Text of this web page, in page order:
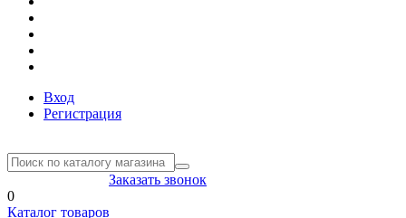
Вход
Регистрация
Заказать звонок
0
Каталог товаров